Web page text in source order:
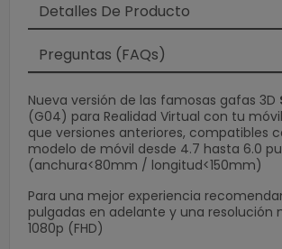
Detalles De Producto
Preguntas (FAQs)
Nueva versión de las famosas gafas 3D
(G04) para Realidad Virtual con tu
que versiones anteriores, compatibles
modelo de móvil desde 4.7 hasta 6.0
(anchura<80mm / longitud<150mm)
Para una mejor experiencia
pulgadas en adelante y una resolución
1080p (FHD)